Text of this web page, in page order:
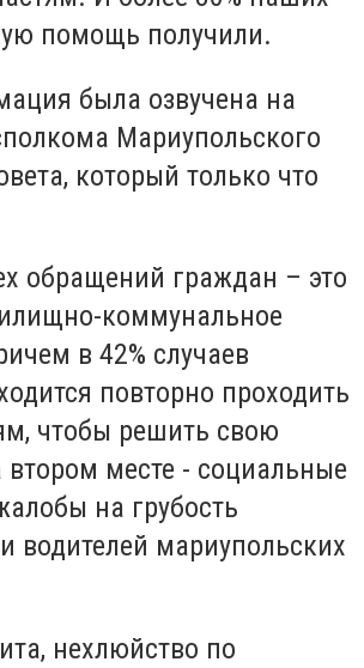
помощь получили.
была озвучена на
Мариупольского
который только что
обращений граждан – это
коммунальное
в 42% случаев
повторно проходить
чтобы решить свою
месте - социальные
на грубость
водителей мариупольских
нехлюйство по